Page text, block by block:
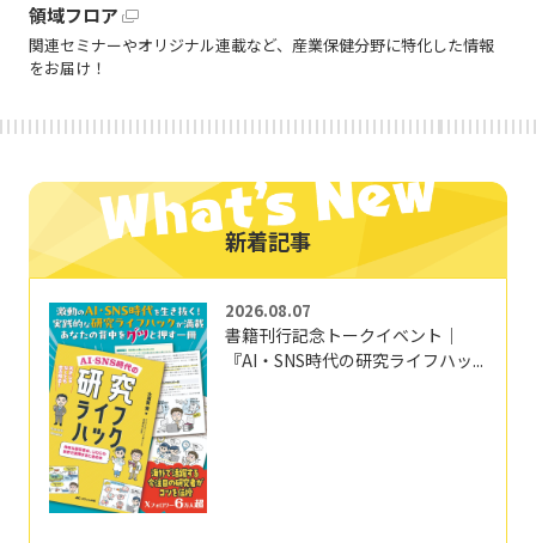
領域フロア
関連セミナーやオリジナル連載など、産業保健分野に特化した情報
をお届け！
新着記事
2026.08.07
書籍刊行記念トークイベント｜
『AI・SNS時代の研究ライフハッ...